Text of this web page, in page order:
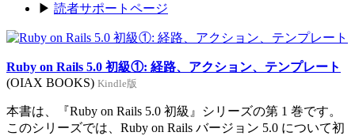
▶ 読者サポートページ
Ruby on Rails 5.0 初級①: 経路、アクション、テンプレート
(OIAX BOOKS) Kindle版
本書は、『Ruby on Rails 5.0 初級』シリーズの第 1 巻です。
このシリーズでは、Ruby on Rails バージョン 5.0 について初